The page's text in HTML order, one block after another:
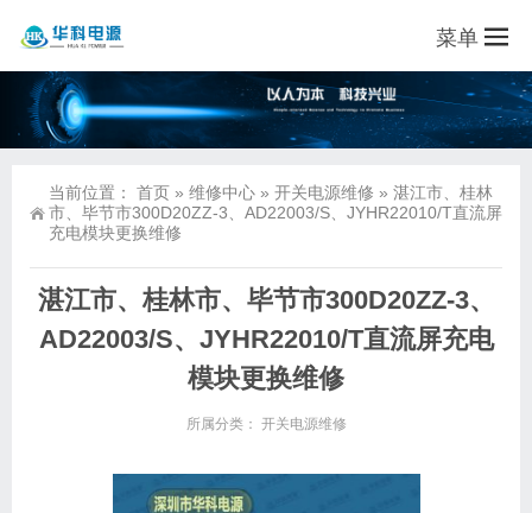
菜单
当前位置： 首页 » 维修中心 » 开关电源维修 » 湛江市、桂林
市、毕节市300D20ZZ-3、AD22003/S、JYHR22010/T直流屏
充电模块更换维修
湛江市、桂林市、毕节市300D20ZZ-3、
AD22003/S、JYHR22010/T直流屏充电
模块更换维修
所属分类： 开关电源维修